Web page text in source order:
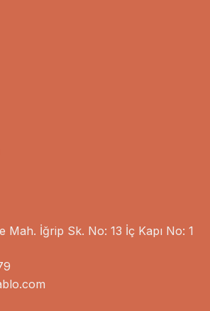
Mah. İğrip Sk. No: 13 İç Kapı No: 1